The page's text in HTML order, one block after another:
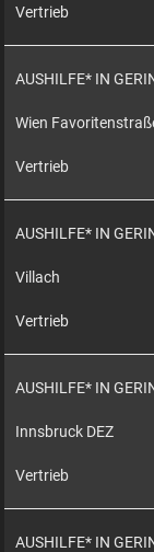
Vertrieb
AUSHILFE* IN
Wien
Vertrieb
AUSHILFE* IN
Villach
Vertrieb
AUSHILFE* IN
Innsbruck DEZ
Vertrieb
AUSHILFE* IN